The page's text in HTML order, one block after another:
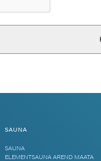
SAUNA
SAUNA
ELEMENTSAUNA AREND MAATA